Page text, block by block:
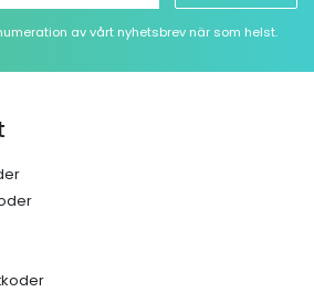
av vårt nyhetsbrev när som helst.